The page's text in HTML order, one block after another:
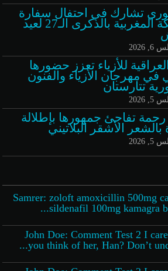
تشارك في احتفال سفارة
المملكة المغربية بالذكرى الـ27 لعيد
2026
العراقية للأزياء تعزز حضورها
في مهرجان الأزياء والفنون
تتارستان
2026
رحمة تفاجئ جمهورها بإطلالة
الأشقر البلاتيني
2026
Samrer: zoloft amoxicillin 500mg
sildenafil 100mg kamagra
John Doe: Comment Test 2 I
you think of her, Han? Don’t